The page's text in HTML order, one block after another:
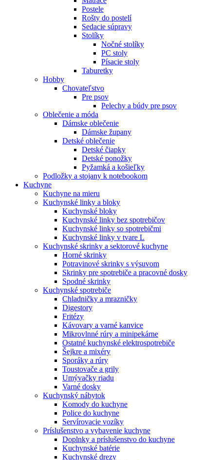
Postele
Rošty do postelí
Sedacie súpravy
Stolíky
Nočné stolíky
PC stoly
Písacie stoly
Taburetky
Hobby
Chovateľstvo
Pre psov
Pelechy a búdy pre psov
Oblečenie a móda
Dámske oblečenie
Dámske župany
Detské oblečenie
Detské čiapky
Detské ponožky
Pyžamká a košieľky
Podložky a stojany k notebookom
Kuchyne
Kuchyne na mieru
Kuchynské linky a bloky
Kuchynské bloky
Kuchynské linky bez spotrebičov
Kuchynské linky so spotrebičmi
Kuchynské linky v tvare L
Kuchynské skrinky a sektorové kuchyne
Horné skrinky
Potravinové skrinky s výsuvom
Skrinky pre spotrebiče a pracovné dosky
Spodné skrinky
Kuchynské spotrebiče
Chladničky a mrazničky
Digestory
Fritézy
Kávovary a varné kanvice
Mikrovlnné rúry a minipekárne
Ostatné kuchynské elektrospotrebiče
Šejkre a mixéry
Sporáky a rúry
Toustovače a grily
Umývačky riadu
Varné dosky
Kuchynský nábytok
Komody do kuchyne
Police do kuchyne
Servírovacie vozíky
Príslušenstvo a vybavenie kuchyne
Doplnky a príslušenstvo do kuchyne
Kuchynské batérie
Kuchynské drezy